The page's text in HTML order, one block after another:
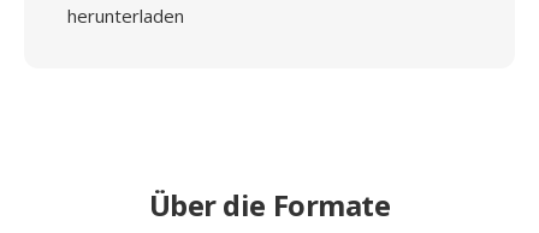
herunterladen
Über die Formate